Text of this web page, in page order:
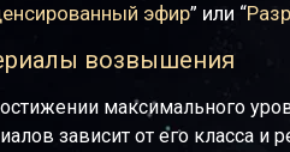
эфир” или “
возвышения
максимального
зависит от его класса